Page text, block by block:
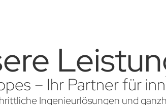
– Ihr Partner für
Ingenieurlösungen und